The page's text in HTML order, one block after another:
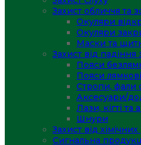
Захист обличчя та
Окуляри
Окуляри
Маски та
Захист від падіння
Пояси
Пояси лямкові
Стропи, фали
Аксесуари/
Лази, кігті та
Шнури
Захист від
Сигнальна